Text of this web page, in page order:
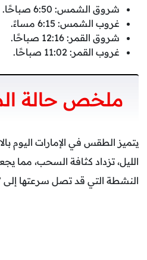
شروق الشمس: 6:50 صباحًا.
غروب الشمس: 6:15 مساءً.
شروق القمر: 12:16 صباحًا.
غروب القمر: 11:02 صباحًا.
ملخص حالة
الليل، تزداد كثافة السحب، مما
النشطة التي قد تصل سرعتها إلى 37 كم/س في بعض المناطق.